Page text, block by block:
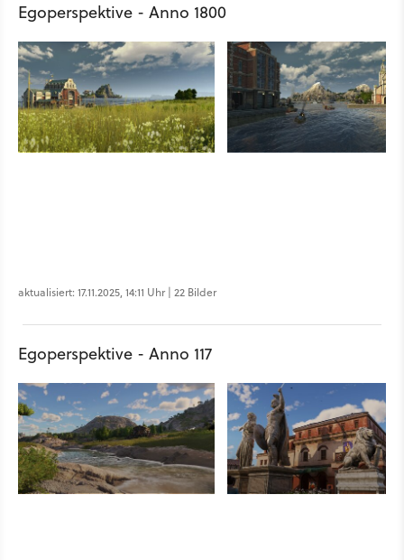
Egoperspektive - Anno 1800
aktualisiert: 17.11.2025, 14:11 Uhr | 22 Bilder
Egoperspektive - Anno 117